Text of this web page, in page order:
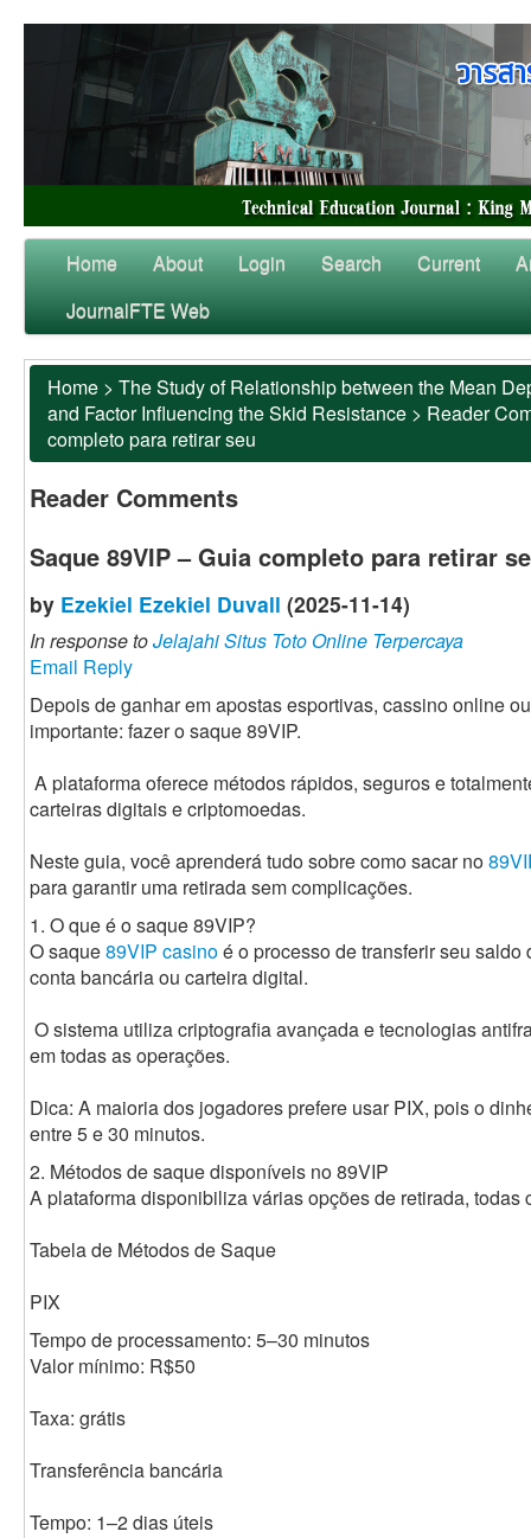
Home About Login Search Current
JournalFTE Web
Home > The Study of Relationship between the Mean
and Factor Influencing the Skid Resistance > Reader
completo para retirar seu
Reader Comments
Saque 89VIP – Guia completo para retirar
by Ezekiel Ezekiel Duvall (2025-11-14)
In response toJelajahi Situs Toto Online Terpercaya
Email Reply
Depois de ganhar em apostas esportivas, cassino online
importante: fazer o saque 89VIP.
A plataforma oferece métodos rápidos, seguros e
carteiras digitais e criptomoedas.
Neste guia, você aprenderá tudo sobre como sacar no
para garantir uma retirada sem complicações.
1. O que é o saque 89VIP?
O saque89VIP casinoé o processo de transferir seu
conta bancária ou carteira digital.
O sistema utiliza criptografia avançada e tecnologias
em todas as operações.
Dica: A maioria dos jogadores prefere usar PIX, pois o
entre 5 e 30 minutos.
2. Métodos de saque disponíveis no 89VIP
A plataforma disponibiliza várias opções de retirada,
Tabela de Métodos de Saque
PIX
Tempo de processamento: 5–30 minutos
Valor mínimo: R$50
Taxa: grátis
Transferência bancária
Tempo: 1–2 dias úteis